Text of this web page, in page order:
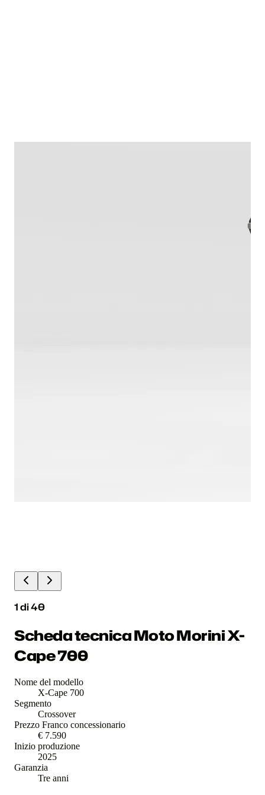
1di40
Scheda tecnica Moto Morini X-
Cape 700
Nome del modello
X-Cape 700
Segmento
Crossover
Prezzo Franco concessionario
€ 7.590
Inizio produzione
2025
Garanzia
Tre anni